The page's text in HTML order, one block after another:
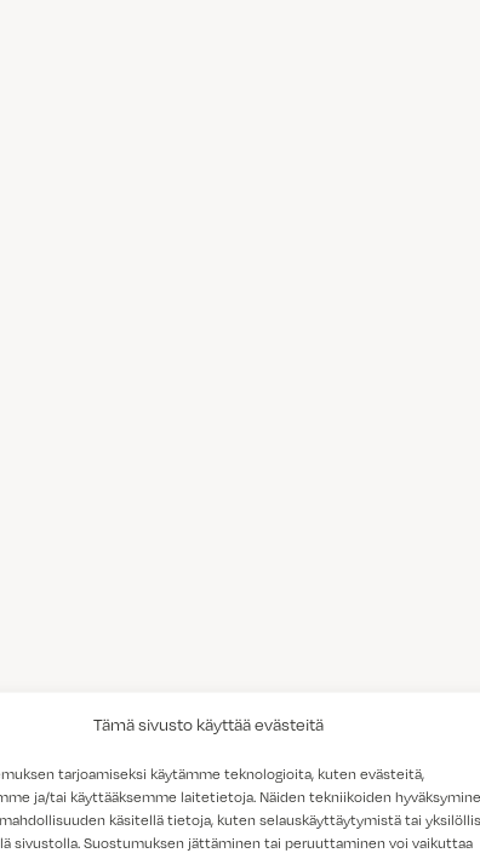
Tämä sivusto käyttää evästeitä
tarjoamiseksi käytämme teknologioita, kuten evästeitä,
ja/tai käyttääksemme laitetietoja. Näiden tekniikoiden
käsitellä tietoja, kuten selauskäyttäytymistä tai
sivustolla. Suostumuksen jättäminen tai peruuttaminen voi vaikuttaa